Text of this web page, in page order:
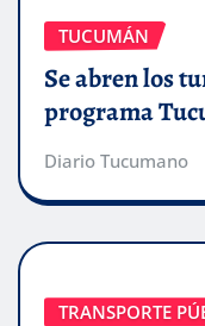
TUCUMÁN
Se abren los
programa
Diario Tucumano
TRANSPORTE